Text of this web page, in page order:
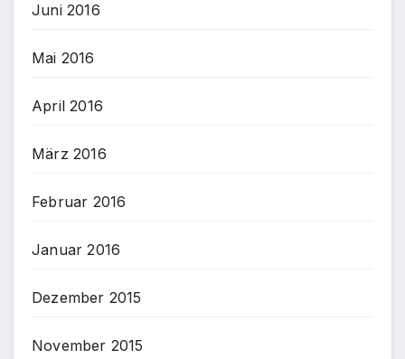
Juni 2016
Mai 2016
April 2016
März 2016
Februar 2016
Januar 2016
Dezember 2015
November 2015